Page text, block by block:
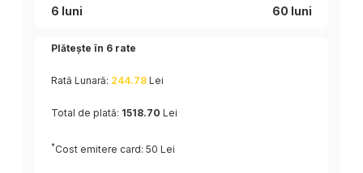
6 luni 60 luni
Plătește în 6 rate
Rată Lunară: 244.78 Lei
Total de plată: 1518.70 Lei
* Cost emitere card: 50 Lei